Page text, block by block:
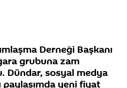
Derneği Başkanı
grubuna zam
Dündar, sosyal medya
paylaşımda yeni fiyat